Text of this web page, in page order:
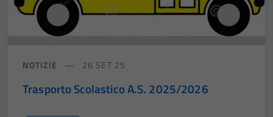
NOTIZIE 26 SET 25
Trasporto Scolastico A.S. 2025/2026